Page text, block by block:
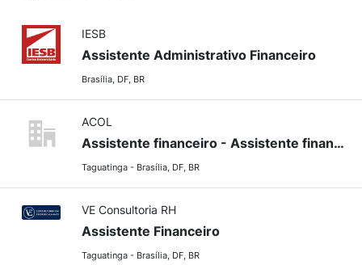
IESB
Assistente Administrativo Financeiro
Brasília, DF, BR
ACOL
Assistente financeiro - Assistente financeiro
Taguatinga - Brasília, DF, BR
VE Consultoria RH
Assistente Financeiro
Taguatinga - Brasília, DF, BR